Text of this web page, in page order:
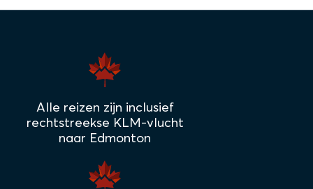
Alle reizen zijn inclusief
rechtstreekse KLM-vlucht
naar Edmonton